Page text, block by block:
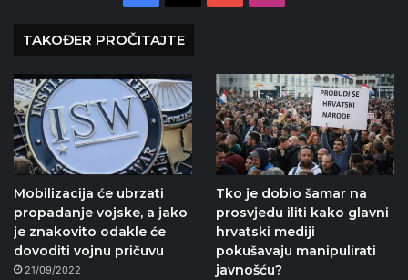
TAKOĐER PROČITAJTE
Mobilizacija će ubrzati
propadanje vojske, a jako
je znakovito odakle će
dovoditi vojnu pričuvu
21/09/2022
Tko je dobio šamar na
prosvjedu iliti kako glavni
hrvatski mediji
pokušavaju manipulirati
javnošću?